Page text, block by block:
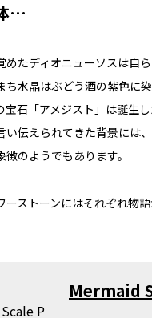
…
めたディオニューソスは自
ち水晶はぶどう酒の紫色に染
宝石「アメジスト」は誕生し
い伝えられてきた背景には
のようでもあります。
ーストーンにはそれぞれ物
Mermaid